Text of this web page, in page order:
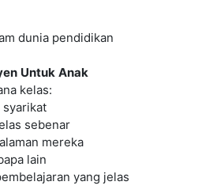
dunia pendidikan
Untuk Anak
kelas:
sebenar
mereka
lain
yang jelas